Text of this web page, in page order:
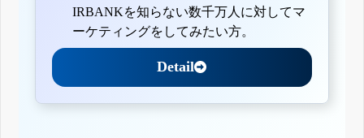
IRBANKを知らない数千万人に対してマ
ーケティングをしてみたい方。
Detail